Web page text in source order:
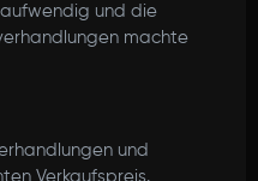
und die
machte
und
Verkaufspreis.